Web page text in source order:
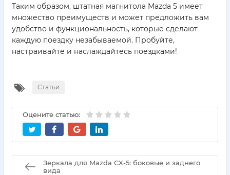
Таким образом, штатная магнитола Mazda 5 имеет
множество преимуществ и может предложить вам
удобство и функциональность, которые сделают
каждую поездку незабываемой. Пробуйте,
настраивайте и наслаждайтесь поездками!
Статьи
Оцените статью:
Зеркала для Mazda CX-5: боковые и заднего
вида